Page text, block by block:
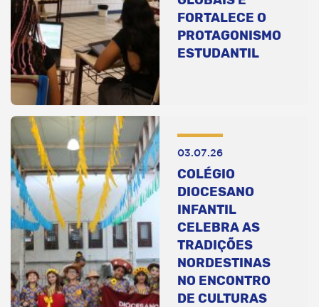
FORTALECE O
PROTAGONISMO
ESTUDANTIL
03.07.26
COLÉGIO
DIOCESANO
INFANTIL
CELEBRA AS
TRADIÇÕES
NORDESTINAS
NO ENCONTRO
DE CULTURAS